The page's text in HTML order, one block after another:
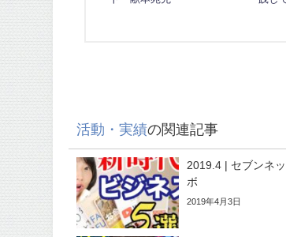
活動・実績の関連記事
2019.4 | セブンネ
ボ
2019年4月3日